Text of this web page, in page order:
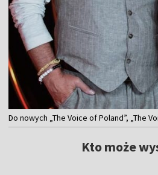
Do nowych „The Voice of Poland”, „The
Kto może